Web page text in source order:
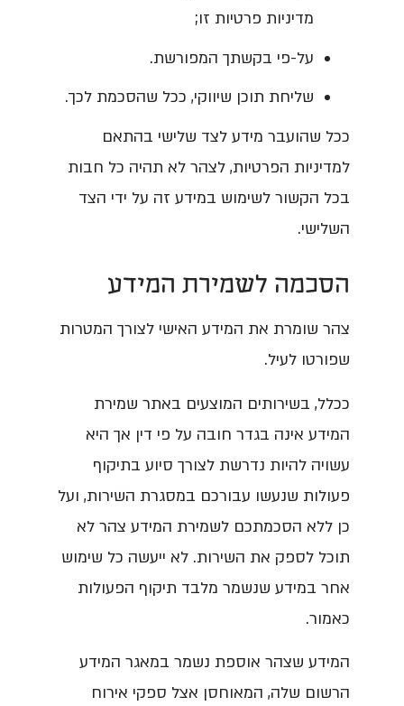
מדיניות פרטיות זו;
על-פי בקשתך המפורשת.
שליחת תוכן שיווקי, ככל שהסכמת לכך.
ככל שהועבר מידע לצד שלישי בהתאם
למדיניות הפרטיות, לצהר לא תהיה כל חבות
בכל הקשור לשימוש במידע זה על ידי הצד
השלישי.
הסכמה לשמירת המידע
צהר שומרת את המידע האישי לצורך המטרות
שפורטו לעיל.
ככלל, בשירותים המוצעים באתר שמירת
המידע אינה בגדר חובה על פי דין אך היא
עשויה להיות נדרשת לצורך סיוע בתיקוף
פעולות שנעשו עבורכם במסגרת השירות, ועל
כן ללא הסכמתכם לשמירת המידע צהר לא
תוכל לספק את השירות. לא ייעשה כל שימוש
אחר במידע שנשמר מלבד תיקוף הפעולות
כאמור.
המידע שצהר אוספת נשמר במאגר המידע
הרשום שלה, המאוחסן אצל ספקי אירוח